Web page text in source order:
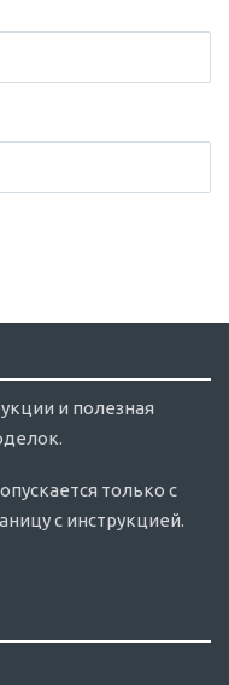
и полезная
только с
с инструкцией.